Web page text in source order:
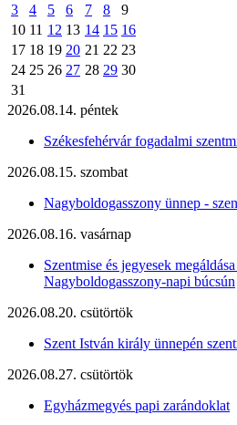
3
4 5 6 7 8
9
10 11 12 13 14 15 16
17 18 19 20 21 22 23
24 25 26 27 28 29 30
31
2026.08.14. péntek
Székesfehérvár fogadalmi
2026.08.15. szombat
Nagyboldogasszony ünnep -
2026.08.16. vasárnap
Szentmise és jegyesek
Nagyboldogasszony-napi búcsún
2026.08.20. csütörtök
Szent István király ünnepén
2026.08.27. csütörtök
Egyházmegyés papi zarándoklat